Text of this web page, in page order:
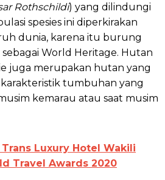
Rothschildi) yang dilindungi
spesies ini diperkirakan
dunia, karena itu burung
World Heritage. Hutan
juga merupakan hutan yang
tumbuhan yang
kemarau atau saat musim
Luxury Hotel Wakili
Travel Awards 2020